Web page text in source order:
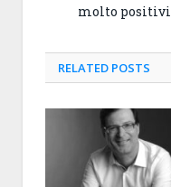
molto positivi
RELATED POSTS